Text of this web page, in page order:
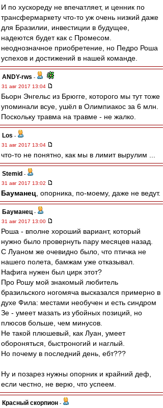
И по хускореду не впечатляет, и ценник по
трансфермаркету что-то уж очень низкий даже
для Бразилии, инвестиции в будущее,
надеются будет как с Промесом.
неоднозначное приобретение, но Педро Роша
успехов и достижений в нашей команде.
ANDY-rws -
31 авг 2017 13:04
Бьорн Энгельс из Брюгге, которого мы тут тоже
упоминали всуе, ушёл в Олимпиакос за 6 млн.
Поскольку травма на травме - не жалко.
Los -
31 авг 2017 13:04
что-то не понятно, как мы в лимит вырулим ...
Stemid -
31 авг 2017 13:02
Бауманец , опорника, по-моему, даже не ведут.
Бауманец -
31 авг 2017 13:00
Роша - вполне хороший вариант, который
нужно было провернуть пару месяцев назад.
С Луаном же очевидно было, что птичка не
нашего полета, бамжам уже отказывал.
Нафига нужен был цирк этот?
Про Рошу мой знакомый любитель
бразильского ногомяча высказался примерно в
духе Фила: местами необучен и есть синдром
Зе - умеет мазать из убойных позиций, но
плюсов больше, чем минусов.
Не такой плюшевый, как Луан, умеет
обороняться, быстроногий и наглый.
Но почему в последний день, ебт???
Ну и позарез нужны опорник и крайний деф,
если честно, не верю, что успеем.
Красный скорпион -